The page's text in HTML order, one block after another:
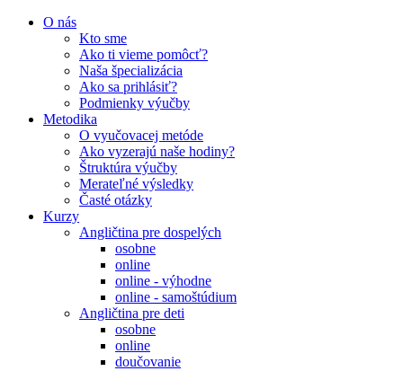
O nás
Kto sme
Ako ti vieme pomôcť?
Naša špecializácia
Ako sa prihlásiť?
Podmienky výučby
Metodika
O vyučovacej metóde
Ako vyzerajú naše hodiny?
Štruktúra výučby
Merateľné výsledky
Časté otázky
Kurzy
Angličtina pre dospelých
osobne
online
online - výhodne
online - samoštúdium
Angličtina pre deti
osobne
online
doučovanie